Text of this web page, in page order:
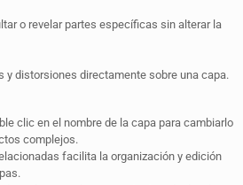
o revelar partes específicas sin alterar la
y distorsiones directamente sobre una capa.
clic en el nombre de la capa para cambiarlo
complejos.
facilita la organización y edición